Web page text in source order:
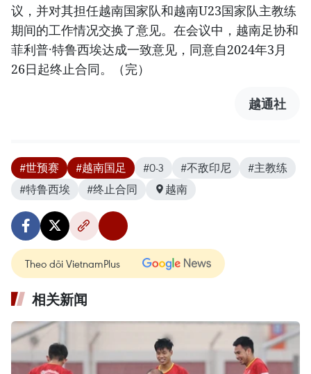
议，并对其担任越南国家队和越南U23国家队主教练
期间的工作情况交换了意见。在会议中，越南足协和
菲利普·特鲁西埃达成一致意见，同意自2024年3月
26日起终止合同。（完）
越通社
#世预赛 #越南国足 #0-3 #不敌印尼
#主教练
#特鲁西埃
#终止合同 越南
Theo dõi VietnamPlus
相关新闻